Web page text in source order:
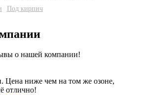
Под кирпич
о нашей компании!
Цена ниже чем на том же озоне,
отлично!